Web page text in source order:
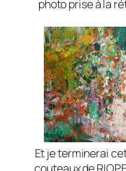
photo prise à la
Et je terminerai